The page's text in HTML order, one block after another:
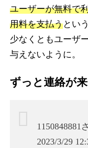
ユーザーが無料で
用料を支払うとい
少なくともユーザ
与えないように。
ずっと連絡が
1150848881
2023/3/29